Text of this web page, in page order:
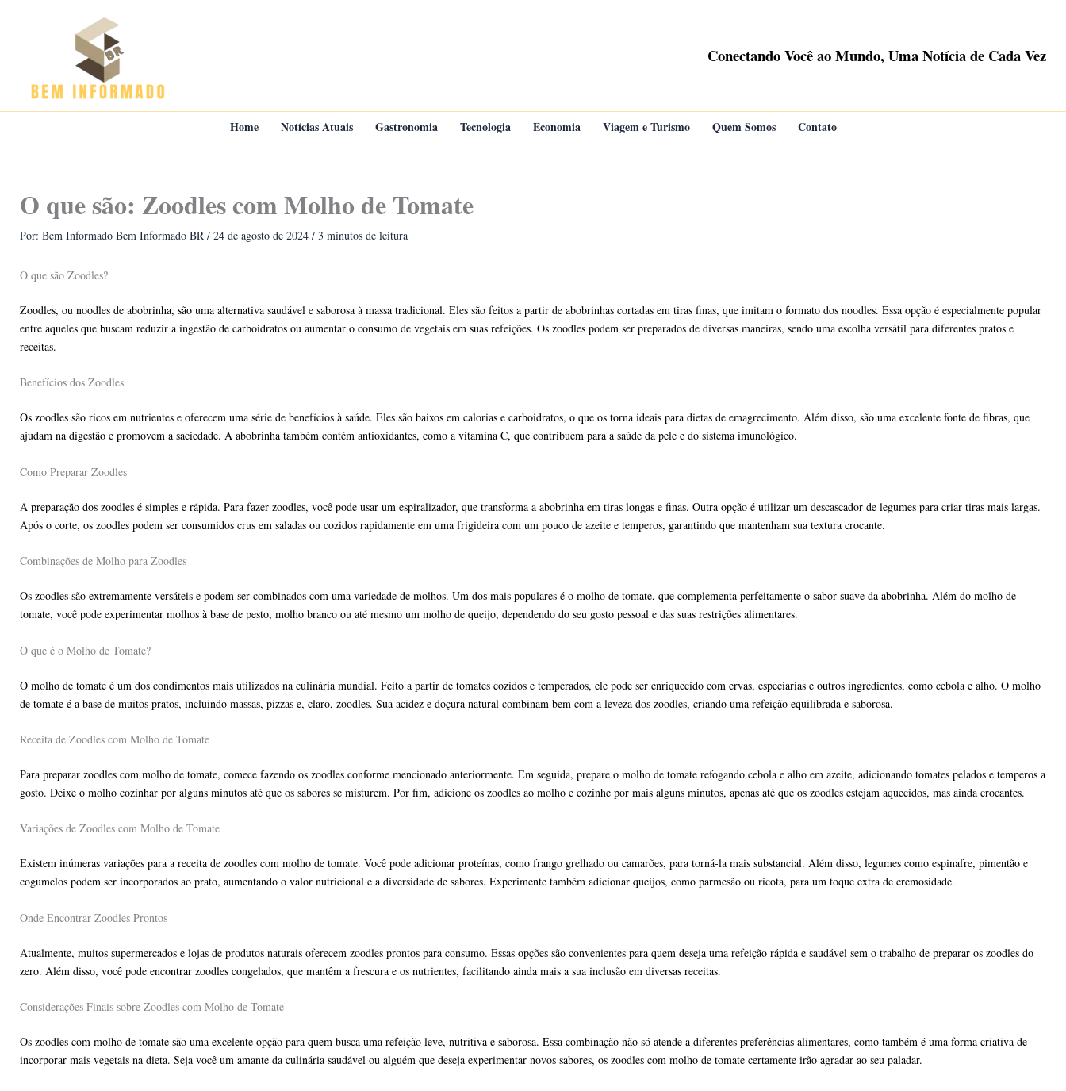
Conectando Você ao Mundo, Uma Notícia de Cada Vez
Home Notícias Atuais Gastronomia Tecnologia Economia Viagem e Turismo Quem Somos Contato
O que são: Zoodles com Molho de Tomate
Por: Bem Informado Bem Informado BR / 24 de agosto de 2024 / 3 minutos de leitura
O que são Zoodles?
Zoodles, ou noodles de abobrinha, são uma alternativa saudável e saborosa à massa tradicional. Eles são feitos a partir de abobrinhas cortadas em tiras finas, que imitam o formato dos noodles. Essa opção é especialmente popular
entre aqueles que buscam reduzir a ingestão de carboidratos ou aumentar o consumo de vegetais em suas refeições. Os zoodles podem ser preparados de diversas maneiras, sendo uma escolha versátil para diferentes pratos e
receitas.
Benefícios dos Zoodles
Os zoodles são ricos em nutrientes e oferecem uma série de benefícios à saúde. Eles são baixos em calorias e carboidratos, o que os torna ideais para dietas de emagrecimento. Além disso, são uma excelente fonte de fibras, que
ajudam na digestão e promovem a saciedade. A abobrinha também contém antioxidantes, como a vitamina C, que contribuem para a saúde da pele e do sistema imunológico.
Como Preparar Zoodles
A preparação dos zoodles é simples e rápida. Para fazer zoodles, você pode usar um espiralizador, que transforma a abobrinha em tiras longas e finas. Outra opção é utilizar um descascador de legumes para criar tiras mais largas.
Após o corte, os zoodles podem ser consumidos crus em saladas ou cozidos rapidamente em uma frigideira com um pouco de azeite e temperos, garantindo que mantenham sua textura crocante.
Combinações de Molho para Zoodles
Os zoodles são extremamente versáteis e podem ser combinados com uma variedade de molhos. Um dos mais populares é o molho de tomate, que complementa perfeitamente o sabor suave da abobrinha. Além do molho de
tomate, você pode experimentar molhos à base de pesto, molho branco ou até mesmo um molho de queijo, dependendo do seu gosto pessoal e das suas restrições alimentares.
O que é o Molho de Tomate?
O molho de tomate é um dos condimentos mais utilizados na culinária mundial. Feito a partir de tomates cozidos e temperados, ele pode ser enriquecido com ervas, especiarias e outros ingredientes, como cebola e alho. O molho
de tomate é a base de muitos pratos, incluindo massas, pizzas e, claro, zoodles. Sua acidez e doçura natural combinam bem com a leveza dos zoodles, criando uma refeição equilibrada e saborosa.
Receita de Zoodles com Molho de Tomate
Para preparar zoodles com molho de tomate, comece fazendo os zoodles conforme mencionado anteriormente. Em seguida, prepare o molho de tomate refogando cebola e alho em azeite, adicionando tomates pelados e temperos a
gosto. Deixe o molho cozinhar por alguns minutos até que os sabores se misturem. Por fim, adicione os zoodles ao molho e cozinhe por mais alguns minutos, apenas até que os zoodles estejam aquecidos, mas ainda crocantes.
Variações de Zoodles com Molho de Tomate
Existem inúmeras variações para a receita de zoodles com molho de tomate. Você pode adicionar proteínas, como frango grelhado ou camarões, para torná-la mais substancial. Além disso, legumes como espinafre, pimentão e
cogumelos podem ser incorporados ao prato, aumentando o valor nutricional e a diversidade de sabores. Experimente também adicionar queijos, como parmesão ou ricota, para um toque extra de cremosidade.
Onde Encontrar Zoodles Prontos
Atualmente, muitos supermercados e lojas de produtos naturais oferecem zoodles prontos para consumo. Essas opções são convenientes para quem deseja uma refeição rápida e saudável sem o trabalho de preparar os zoodles do
zero. Além disso, você pode encontrar zoodles congelados, que mantêm a frescura e os nutrientes, facilitando ainda mais a sua inclusão em diversas receitas.
Considerações Finais sobre Zoodles com Molho de Tomate
Os zoodles com molho de tomate são uma excelente opção para quem busca uma refeição leve, nutritiva e saborosa. Essa combinação não só atende a diferentes preferências alimentares, como também é uma forma criativa de
incorporar mais vegetais na dieta. Seja você um amante da culinária saudável ou alguém que deseja experimentar novos sabores, os zoodles com molho de tomate certamente irão agradar ao seu paladar.